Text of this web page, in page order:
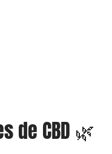
de CBD 🌿